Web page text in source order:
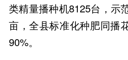
类精量播种机8125台，示
亩，全县标准化种肥同播
90%。